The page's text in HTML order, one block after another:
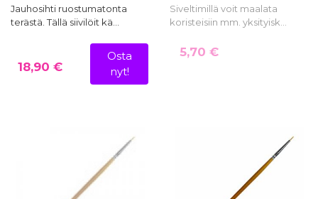
Jauhosihti ruostumatonta
terästä. Tällä siivilöit kä…
18,90 €
Osta
nyt!
Siveltimillä voit maalata
koristeisiin mm. yksityisk…
5,70 €